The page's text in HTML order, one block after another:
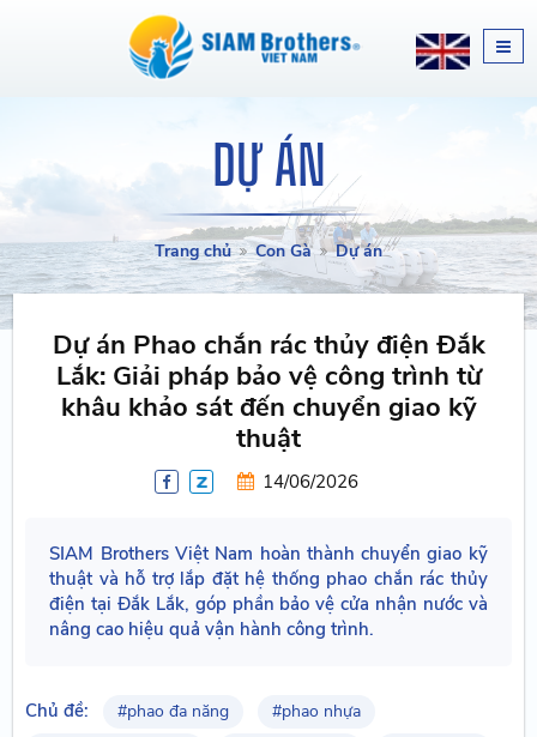
DỰ ÁN
Trang chủ Con Gà Dự án
Dự án Phao chắn rác thủy điện Đắk
Lắk: Giải pháp bảo vệ công trình từ
khâu khảo sát đến chuyển giao kỹ
thuật
14/06/2026
SIAM Brothers Việt Nam hoàn thành chuyển giao kỹ
thuật và hỗ trợ lắp đặt hệ thống phao chắn rác thủy
điện tại Đắk Lắk, góp phần bảo vệ cửa nhận nước và
nâng cao hiệu quả vận hành công trình.
Chủ đề: #phao đa năng
#phao nhựa